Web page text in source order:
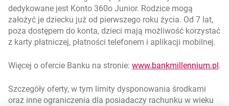
dedykowane jest Konto 360o Junior. Rodzice mogą
założyć je dziecku już od pierwszego roku życia. Od 7 lat,
poza dostępem do konta, dzieci mają możliwość korzystać
z karty płatniczej, płatności telefonem i aplikacji mobilnej.
Więcej o ofercie Banku na stronie: www.bankmillennium.pl .
Szczegóły oferty, w tym limity dysponowania środkami
oraz inne ograniczenia dla posiadaczy rachunku w wieku